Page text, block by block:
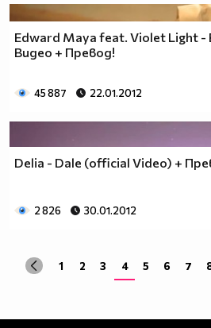
Edward Maya feat. Violet Light -
Видео + Превод!
45 887 22.01.2012
Delia - Dale (official Video) +
2 826 30.01.2012
1 2 3 4 5 6 7